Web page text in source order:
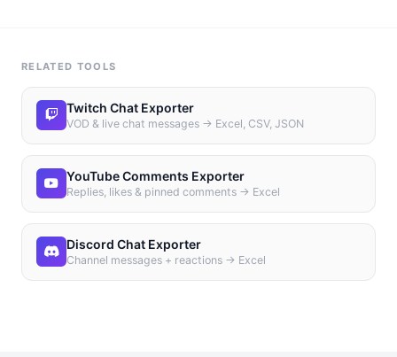
RELATED TOOLS
Twitch Chat Exporter
VOD & live chat messages → Excel, CSV, JSON
YouTube Comments Exporter
Replies, likes & pinned comments → Excel
Discord Chat Exporter
Channel messages + reactions → Excel